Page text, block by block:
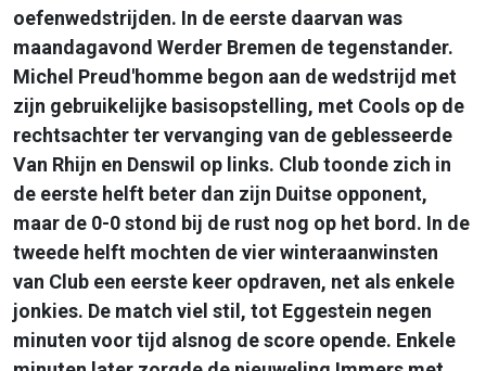
oefenwedstrijden. In de eerste daarvan was
maandagavond Werder Bremen de tegenstander.
Michel Preud'homme begon aan de wedstrijd met
zijn gebruikelijke basisopstelling, met Cools op de
rechtsachter ter vervanging van de geblesseerde
Van Rhijn en Denswil op links. Club toonde zich in
de eerste helft beter dan zijn Duitse opponent,
maar de 0-0 stond bij de rust nog op het bord. In de
tweede helft mochten de vier winteraanwinsten
van Club een eerste keer opdraven, net als enkele
jonkies. De match viel stil, tot Eggestein negen
minuten voor tijd alsnog de score opende. Enkele